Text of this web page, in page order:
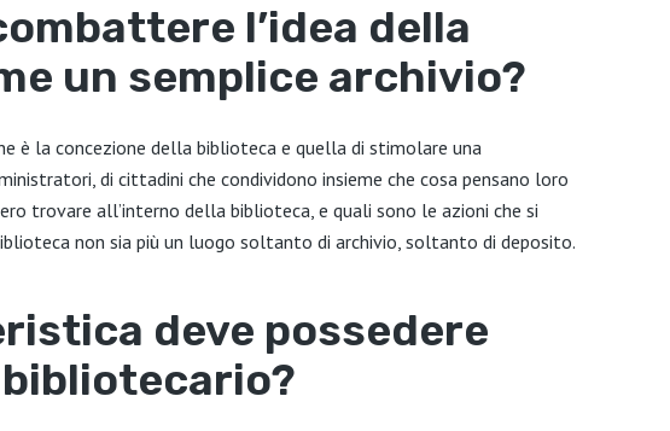
l’idea della
un semplice archivio?
è la concezione della biblioteca e quella di stimolare una
di cittadini che condividono insieme che cosa pensano loro
trovare all’interno della biblioteca, e quali sono le azioni che si
non sia più un luogo soltanto di archivio, soltanto di deposito.
deve possedere